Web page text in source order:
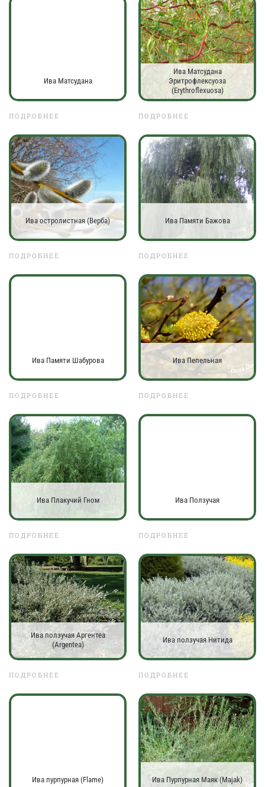
Ива Матсудана
ПОДРОБНЕЕ
Ива Матсудана
Эритрофлексуоза
(Erythroflexuosa)
ПОДРОБНЕЕ
Ива остролистная (Верба)
ПОДРОБНЕЕ
Ива Памяти Бажова
ПОДРОБНЕЕ
Ива Памяти Шабурова
ПОДРОБНЕЕ
Ива Пепельная
ПОДРОБНЕЕ
Ива Плакучий Гном
ПОДРОБНЕЕ
Ива Ползучая
ПОДРОБНЕЕ
Ива ползучая Аргентеа
(Argentea)
ПОДРОБНЕЕ
Ива ползучая Нитида
ПОДРОБНЕЕ
Ива пурпурная (Flame) Ива Пурпурная Маяк (Majak)